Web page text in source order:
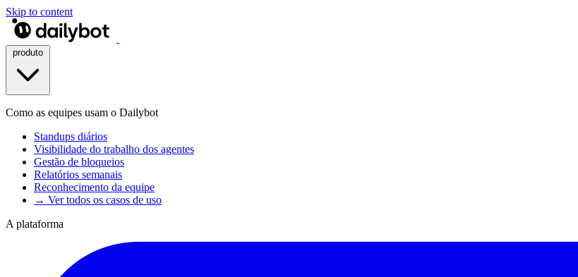
Skip to content
Como as equipes usam o Dailybot
Standups diários
Visibilidade do trabalho dos agentes
Gestão de bloqueios
Relatórios semanais
Reconhecimento da equipe
→ Ver todos os casos de uso
A plataforma